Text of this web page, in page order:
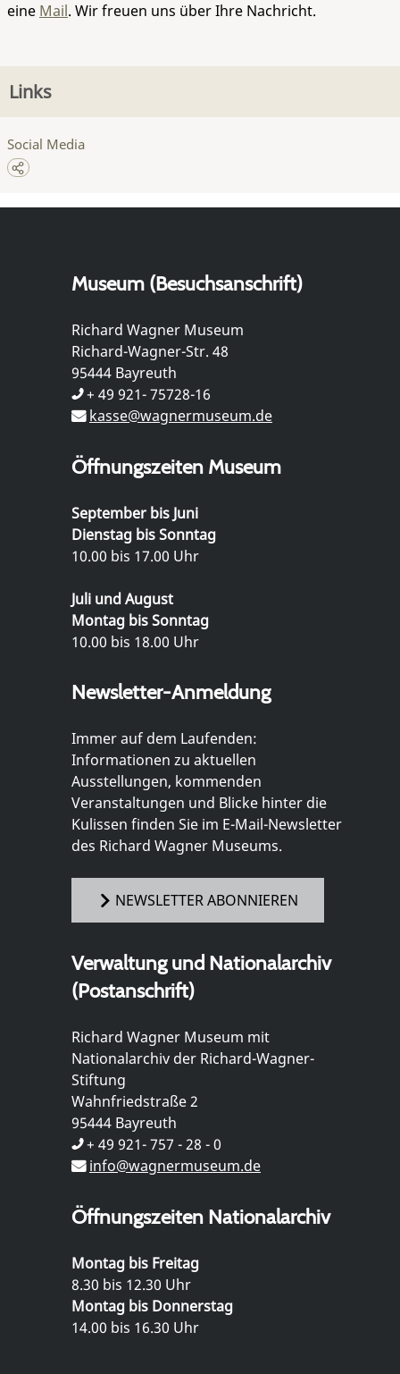
eine Mail. Wir freuen uns über Ihre Nachricht.
Links
Social Media
Museum (Besuchsanschrift)
Richard Wagner Museum
Richard-Wagner-Str. 48
95444 Bayreuth
+ 49 921- 75728-16
kasse@wagnermuseum.de
Öffnungszeiten Museum
September bis Juni
Dienstag bis Sonntag
10.00 bis 17.00 Uhr
Juli und August
Montag bis Sonntag
10.00 bis 18.00 Uhr
Newsletter-Anmeldung
Immer auf dem Laufenden:
Informationen zu aktuellen
Ausstellungen, kommenden
Veranstaltungen und Blicke hinter die
Kulissen finden Sie im E-Mail-Newsletter
des Richard Wagner Museums.
NEWSLETTER ABONNIEREN
Verwaltung und Nationalarchiv
(Postanschrift)
Richard Wagner Museum mit
Nationalarchiv der Richard-Wagner-
Stiftung
Wahnfriedstraße 2
95444 Bayreuth
+ 49 921- 757 - 28 - 0
info@wagnermuseum.de
Öffnungszeiten Nationalarchiv
Montag bis Freitag
8.30 bis 12.30 Uhr
Montag bis Donnerstag
14.00 bis 16.30 Uhr